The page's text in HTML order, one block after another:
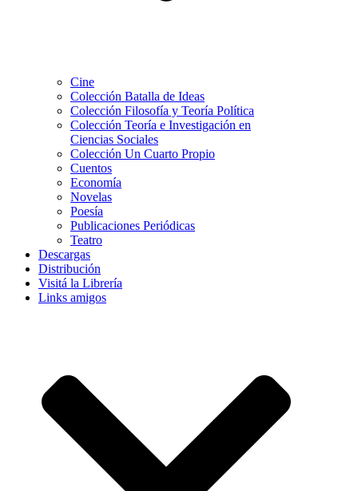
Cine
Colección Batalla de Ideas
Colección Filosofía y Teoría Política
Colección Teoría e Investigación en
Ciencias Sociales
Colección Un Cuarto Propio
Cuentos
Economía
Novelas
Poesía
Publicaciones Periódicas
Teatro
Descargas
Distribución
Visitá la Librería
Links amigos